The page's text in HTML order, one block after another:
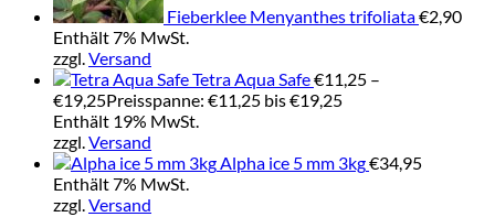
Fieberklee Menyanthes trifoliata€2,90
Enthält 7% MwSt.
zzgl.Versand
Tetra Aqua Safe€11,25 –
€19,25Preisspanne: €11,25 bis €19,25
Enthält 19% MwSt.
zzgl.Versand
Alpha ice 5 mm 3kg€34,95
Enthält 7% MwSt.
zzgl.Versand